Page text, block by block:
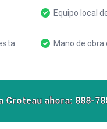
Equipo local
Mano de obra
Croteau ahora: 888-